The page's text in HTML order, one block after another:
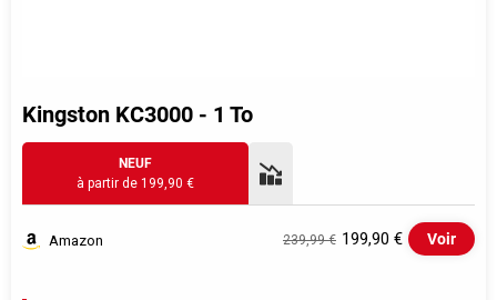
Kingston KC3000 - 1 To
NEUF
à partir de 199,90 €
Amazon 239,99 € 199,90 € Voir